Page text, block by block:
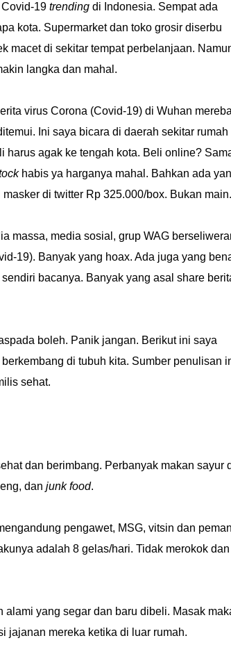
19 trending di Indonesia. Sempat ada
kota. Supermarket dan toko grosir diserbu
macet di sekitar tempat perbelanjaan.
langka dan mahal.
virus Corona (Covid-19) di Wuhan
Ini saya bicara di daerah sekitar rumah
harus agak ke tengah kota. Beli online?
habis ya harganya mahal. Bahkan ada
di twitter Rp 325.000/box. Bukan main.
massa, media sosial, grup WAG
19). Banyak yang hoax. Ada juga yang
bacanya. Banyak yang asal share
boleh. Panik jangan. Berikut ini saya
di tubuh kita. Sumber penulisan
sehat.
dan berimbang. Perbanyak makan sayur
dan junk food.
pengawet, MSG, vitsin dan
adalah 8 gelas/hari. Tidak merokok dan
yang segar dan baru dibeli. Masak
jajanan mereka ketika di luar rumah.